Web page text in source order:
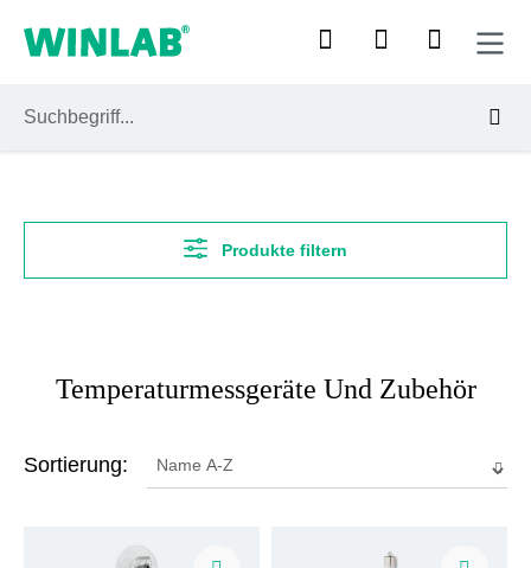
Produkte filtern
Temperaturmessgeräte Und Zubehör
Sortierung: